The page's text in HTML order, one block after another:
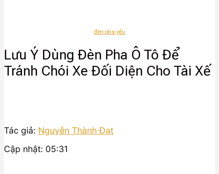
đèn pha yếu
Lưu Ý Dùng Đèn Pha Ô Tô Để
Tránh Chói Xe Đối Diện Cho Tài Xế
Tác giả: Nguyễn Thành Đạt
Cập nhật: 05:31